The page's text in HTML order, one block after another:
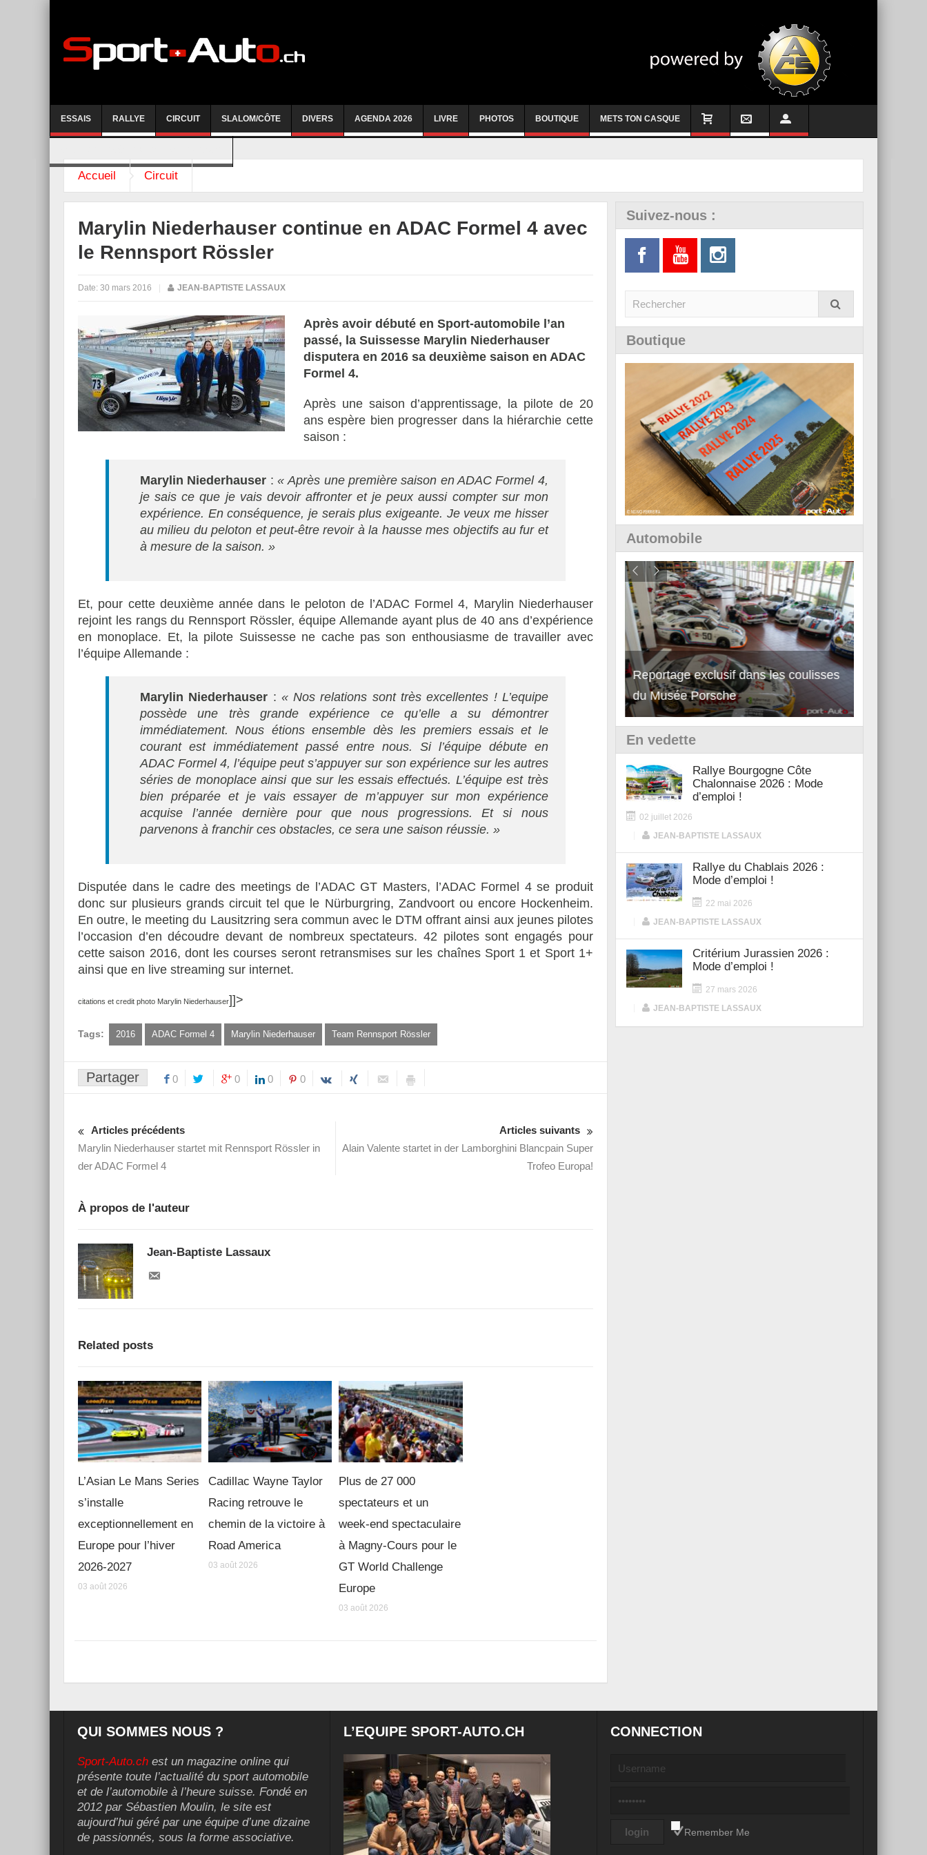
ESSAIS RALLYE CIRCUIT SLALOM/CÔTE DIVERS AGENDA 2026 LIVRE PHOTOS BOUTIQUE METS TON CASQUE
Accueil Circuit
Marylin Niederhauser continue en ADAC Formel 4 avec
le Rennsport Rössler
Date: 30 mars 2016 JEAN-BAPTISTE LASSAUX
Après avoir débuté en Sport-automobile l’an
passé, la Suissesse Marylin Niederhauser
disputera en 2016 sa deuxième saison en ADAC
Formel 4.
Après une saison d’apprentissage, la pilote de 20
ans espère bien progresser dans la hiérarchie cette
saison :
Marylin Niederhauser :« Après une première saison en ADAC Formel 4,
je sais ce que je vais devoir affronter et je peux aussi compter sur mon
expérience. En conséquence, je serais plus exigeante. Je veux me hisser
au milieu du peloton et peut-être revoir à la hausse mes objectifs au fur et
à mesure de la saison. »
Et, pour cette deuxième année dans le peloton de l’ADAC Formel 4, Marylin Niederhauser
rejoint les rangs du Rennsport Rössler, équipe Allemande ayant plus de 40 ans d’expérience
en monoplace. Et, la pilote Suissesse ne cache pas son enthousiasme de travailler avec
l’équipe Allemande :
Marylin Niederhauser : « Nos relations sont très excellentes ! L’equipe
possède une très grande expérience ce qu’elle a su démontrer
immédiatement. Nous étions ensemble dès les premiers essais et le
courant est immédiatement passé entre nous. Si l’équipe débute en
ADAC Formel 4, l’équipe peut s’appuyer sur son expérience sur les autres
séries de monoplace ainsi que sur les essais effectués. L’équipe est très
bien préparée et je vais essayer de m’appuyer sur mon expérience
acquise l’année dernière pour que nous progressions. Et si nous
parvenons à franchir ces obstacles, ce sera une saison réussie. »
Disputée dans le cadre des meetings de l’ADAC GT Masters, l’ADAC Formel 4 se produit
donc sur plusieurs grands circuit tel que le Nürburgring, Zandvoort ou encore Hockenheim.
En outre, le meeting du Lausitzring sera commun avec le DTM offrant ainsi aux jeunes pilotes
l’occasion d’en découdre devant de nombreux spectateurs. 42 pilotes sont engagés pour
cette saison 2016, dont les courses seront retransmises sur les chaînes Sport 1 et Sport 1+
ainsi que en live streaming sur internet.
citations et credit photo Marylin Niederhauser]]>
Tags: 2016 ADAC Formel 4 Marylin Niederhauser Team Rennsport Rössler
Partager 0 0 0 0
Articles précédents
Marylin Niederhauser startet mit Rennsport Rössler in
der ADAC Formel 4
Articles suivants
Alain Valente startet in der Lamborghini Blancpain Super
Trofeo Europa!
À propos de l'auteur
Jean-Baptiste Lassaux
Related posts
L’Asian Le Mans Series
s’installe
exceptionnellement en
Europe pour l’hiver
2026-2027
03 août 2026
Cadillac Wayne Taylor
Racing retrouve le
chemin de la victoire à
Road America
03 août 2026
Plus de 27 000
spectateurs et un
week-end spectaculaire
à Magny-Cours pour le
GT World Challenge
Europe
03 août 2026
Suivez-nous :
Boutique
Automobile
Essai – Morgan Supersport
Reportage exclusif dans les coulisses
du Musée Porsche
En vedette
Rallye Bourgogne Côte
Chalonnaise 2026 : Mode
d’emploi !
02 juillet 2026
JEAN-BAPTISTE LASSAUX
Rallye du Chablais 2026 :
Mode d’emploi !
22 mai 2026
JEAN-BAPTISTE LASSAUX
Critérium Jurassien 2026 :
Mode d’emploi !
27 mars 2026
JEAN-BAPTISTE LASSAUX
QUI SOMMES NOUS ?
Sport-Auto.ch est un magazine online qui
présente toute l’actualité du sport automobile
et de l’automobile à l’heure suisse. Fondé en
2012 par Sébastien Moulin, le site est
aujourd’hui géré par une équipe d’une dizaine
de passionnés, sous la forme associative.
L’EQUIPE SPORT-AUTO.CH CONNECTION
Remember Me